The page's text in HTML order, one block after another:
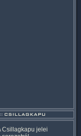
Csillagkapu jelei